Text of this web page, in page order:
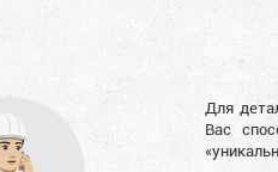
Для
Вас